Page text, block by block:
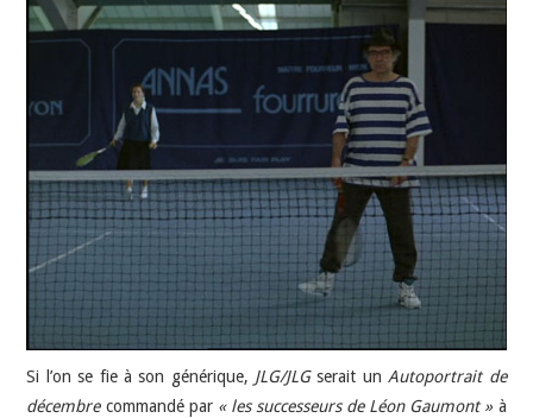
JEU VIDÉO
AUTRES
SOMMAIRE
A PROPOS
Si l’on se fie à son générique, JLG/JLGserait unAutoportrait de
décembrecommandé par « les successeurs de Léon Gaumont » à